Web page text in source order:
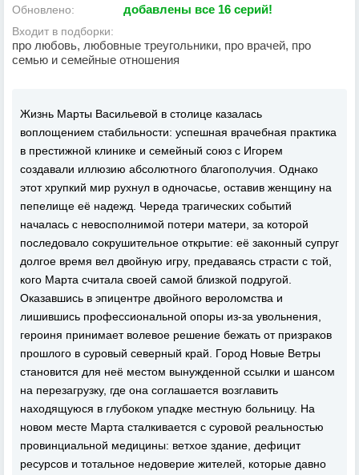
Обновлено: добавлены все 16 серий!
Входит в подборки:
про любовь, любовные треугольники, про врачей, про
семью и семейные отношения
Жизнь Марты Васильевой в столице казалась
воплощением стабильности: успешная врачебная практика
в престижной клинике и семейный союз с Игорем
создавали иллюзию абсолютного благополучия. Однако
этот хрупкий мир рухнул в одночасье, оставив женщину на
пепелище её надежд. Череда трагических событий
началась с невосполнимой потери матери, за которой
последовало сокрушительное открытие: её законный супруг
долгое время вел двойную игру, предаваясь страсти с той,
кого Марта считала своей самой близкой подругой.
Оказавшись в эпицентре двойного вероломства и
лишившись профессиональной опоры из-за увольнения,
героиня принимает волевое решение бежать от призраков
прошлого в суровый северный край. Город Новые Ветры
становится для неё местом вынужденной ссылки и шансом
на перезагрузку, где она соглашается возглавить
находящуюся в глубоком упадке местную больницу. На
новом месте Марта сталкивается с суровой реальностью
провинциальной медицины: ветхое здание, дефицит
ресурсов и тотальное недоверие жителей, которые давно